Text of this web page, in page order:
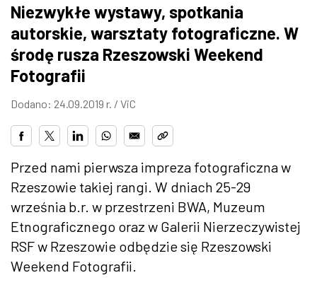
Niezwykłe wystawy, spotkania
autorskie, warsztaty fotograficzne. W
środę rusza Rzeszowski Weekend
Fotografii
Dodano: 24.09.2019 r. / ViC
Przed nami pierwsza impreza fotograficzna w
Rzeszowie takiej rangi. W dniach 25-29
września b.r. w przestrzeni BWA, Muzeum
Etnograficznego oraz w Galerii Nierzeczywistej
RSF w Rzeszowie odbędzie się Rzeszowski
Weekend Fotografii.